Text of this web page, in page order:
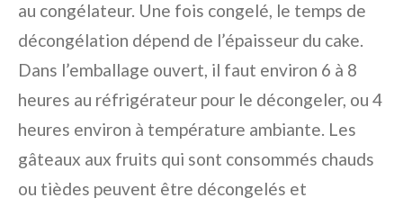
au congélateur. Une fois congelé, le temps de
décongélation dépend de l’épaisseur du cake.
Dans l’emballage ouvert, il faut environ 6 à 8
heures au réfrigérateur pour le décongeler, ou 4
heures environ à température ambiante. Les
gâteaux aux fruits qui sont consommés chauds
ou tièdes peuvent être décongelés et